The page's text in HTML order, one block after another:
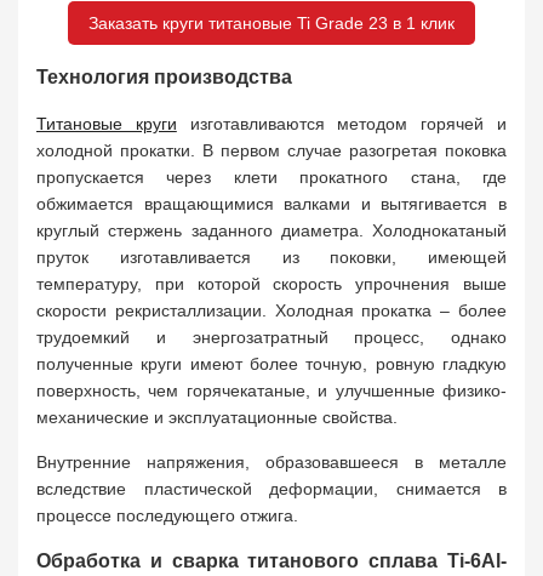
Заказать круги титановые Ti Grade 23 в 1 клик
Технология производства
Титановые круги изготавливаются методом горячей и
холодной прокатки. В первом случае разогретая поковка
пропускается через клети прокатного стана, где
обжимается вращающимися валками и вытягивается в
круглый стержень заданного диаметра. Холоднокатаный
пруток изготавливается из поковки, имеющей
температуру, при которой скорость упрочнения выше
скорости рекристаллизации. Холодная прокатка – более
трудоемкий и энергозатратный процесс, однако
полученные круги имеют более точную, ровную гладкую
поверхность, чем горячекатаные, и улучшенные физико-
механические и эксплуатационные свойства.
Внутренние напряжения, образовавшееся в металле
вследствие пластической деформации, снимается в
процессе последующего отжига.
Обработка и сварка титанового сплава Ti-6Al-